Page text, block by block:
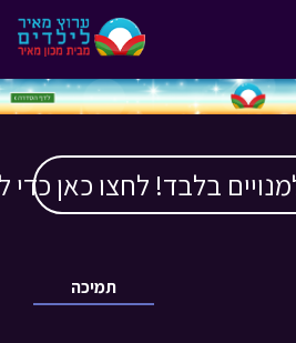
בלבד! לחצו כאן כדי
תמיכה